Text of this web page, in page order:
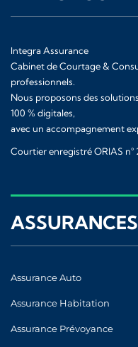
Integra Assurance
Cabinet de Courtage &
professionnels.
Nous proposons des
100 % digitales,
avec un accompagnement
Courtier enregistré ORIAS
ASSURANCES
Assurance Auto
Assurance Habitation
Assurance Prévoyance